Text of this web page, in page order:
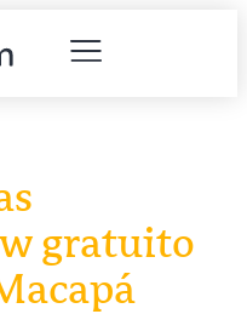
gratuito